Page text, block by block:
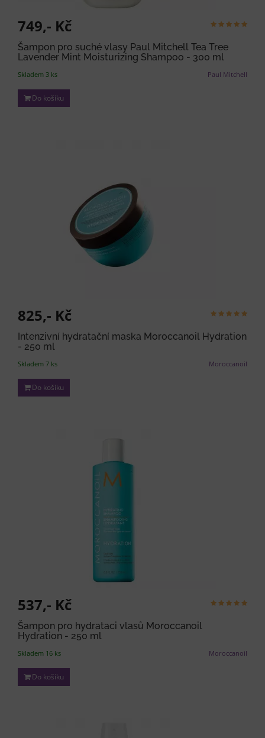
749,- Kč
Šampon pro suché vlasy Paul Mitchell Tea Tree
Lavender Mint Moisturizing Shampoo - 300 ml
Paul Mitchell
Skladem 3 ks
Do košíku
825,- Kč
Intenzivní hydratační maska Moroccanoil Hydration
- 250 ml
Moroccanoil
Skladem 7 ks
Do košíku
537,- Kč
Šampon pro hydrataci vlasů Moroccanoil
Hydration - 250 ml
Moroccanoil
Skladem 16 ks
Do košíku